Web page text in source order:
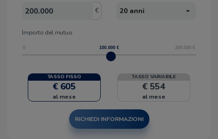
€ 20 anni
Importo del mutuo
0 200.000 €
100.000€
TASSO FISSO
€ 605
al mese
TASSO VARIABILE
€ 554
al mese
RICHIEDI INFORMAZIONI